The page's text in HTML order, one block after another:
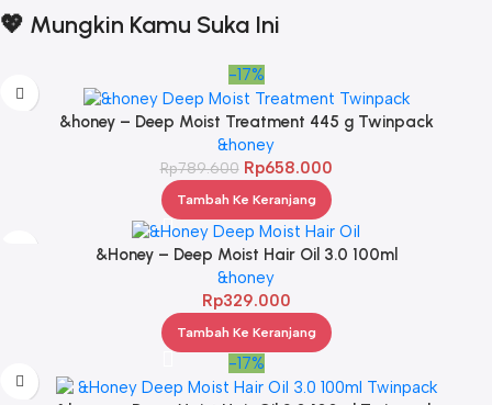
💖 Mungkin Kamu Suka Ini
-17%
&honey – Deep Moist Treatment 445 g Twinpack
&honey
Rp789.600 Rp658.000
Tambah Ke Keranjang
&Honey – Deep Moist Hair Oil 3.0 100ml
&honey
Rp329.000
Tambah Ke Keranjang
-17%